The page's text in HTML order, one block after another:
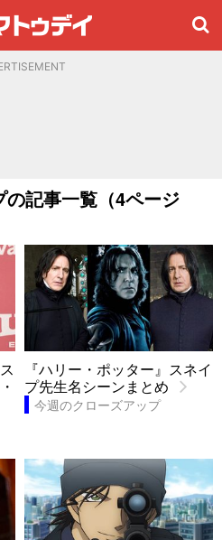
記事一覧（4ページ
『ハリー・ポッター』スネイ
プ先生名シーンまとめ
今週のクローズアップ